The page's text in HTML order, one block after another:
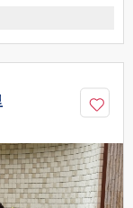
りゆしビーチリゾー